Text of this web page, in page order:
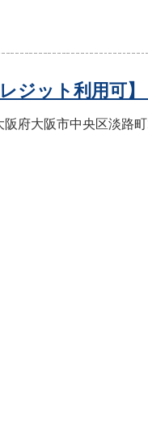
レジット利用可
阪府大阪市中央区淡路